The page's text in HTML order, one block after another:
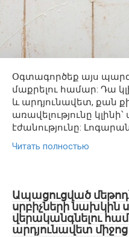
Օգտագործեք այս
մաքրելու համար: Դա
և արդյունավետ, քան
առավելությունը
էժանությունը:
Читать полностью
Ապացուցված
սրբիչների նախկին
վերականգնելու
արդյունավետ միջոց